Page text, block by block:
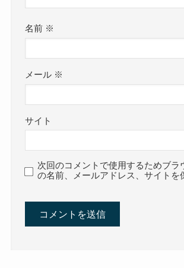
名前 ※
メール ※
サイト
次回のコメントで使用するためブラ
の名前、メールアドレス、サイトを